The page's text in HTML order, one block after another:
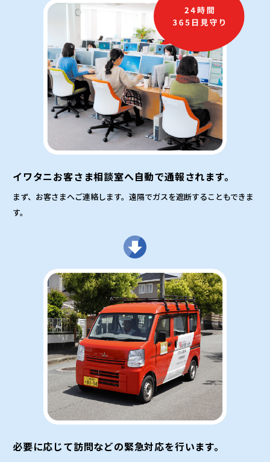
イワタニお客さま相談室へ自動で通報されます。
まず、お客さまへご連絡します。遠隔でガスを遮断することもできま
す。
必要に応じて訪問などの緊急対応を行います。